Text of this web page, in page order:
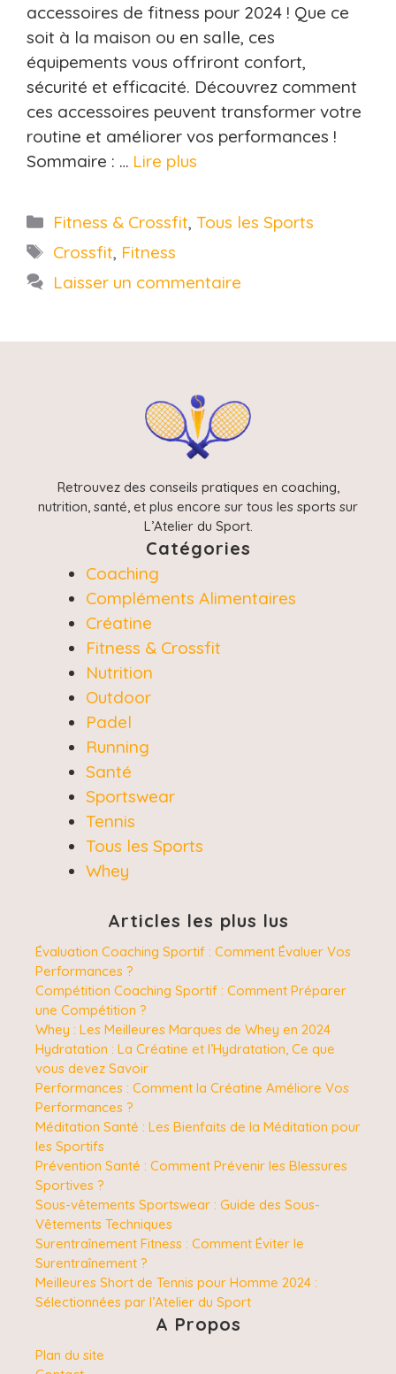
accessoires de fitness pour 2024 ! Que ce
soit à la maison ou en salle, ces
équipements vous offriront confort,
sécurité et efficacité. Découvrez comment
ces accessoires peuvent transformer votre
routine et améliorer vos performances !
Sommaire : … Lire plus
Catégories
Fitness & Crossfit,Tous les Sports
Étiquettes
Crossfit, Fitness
Laisser un commentaire
Retrouvez des conseils pratiques en coaching,
nutrition, santé, et plus encore sur tous les sports sur
L’Atelier du Sport.
Catégories
Coaching
Compléments Alimentaires
Créatine
Fitness & Crossfit
Nutrition
Outdoor
Padel
Running
Santé
Sportswear
Tennis
Tous les Sports
Whey
Articles les plus lus
Évaluation Coaching Sportif : Comment Évaluer Vos
Performances ?
Compétition Coaching Sportif : Comment Préparer
une Compétition ?
Whey : Les Meilleures Marques de Whey en 2024
Hydratation : La Créatine et l’Hydratation, Ce que
vous devez Savoir
Performances : Comment la Créatine Améliore Vos
Performances ?
Méditation Santé : Les Bienfaits de la Méditation pour
les Sportifs
Prévention Santé : Comment Prévenir les Blessures
Sportives ?
Sous-vêtements Sportswear : Guide des Sous-
Vêtements Techniques
Surentraînement Fitness : Comment Éviter le
Surentraînement ?
Meilleures Short de Tennis pour Homme 2024 :
Sélectionnées par l’Atelier du Sport
A Propos
Plan du site